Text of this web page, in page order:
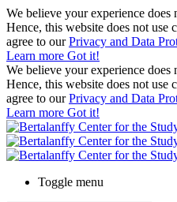
We believe your experience does
Hence, this website does not use
agree to ourPrivacy and Data
Learn more Got it!
We believe your experience does
Hence, this website does not use
agree to ourPrivacy and Data
Learn more Got it!
Toggle menu